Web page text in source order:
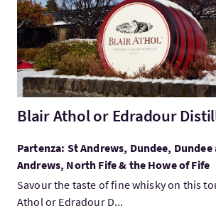
Blair Athol or Edradour
Partenza: St Andrews, Dundee, Dundee
Andrews, North Fife & the Howe of Fife
Savour the taste of fine whisky on this
Athol or Edradour D...